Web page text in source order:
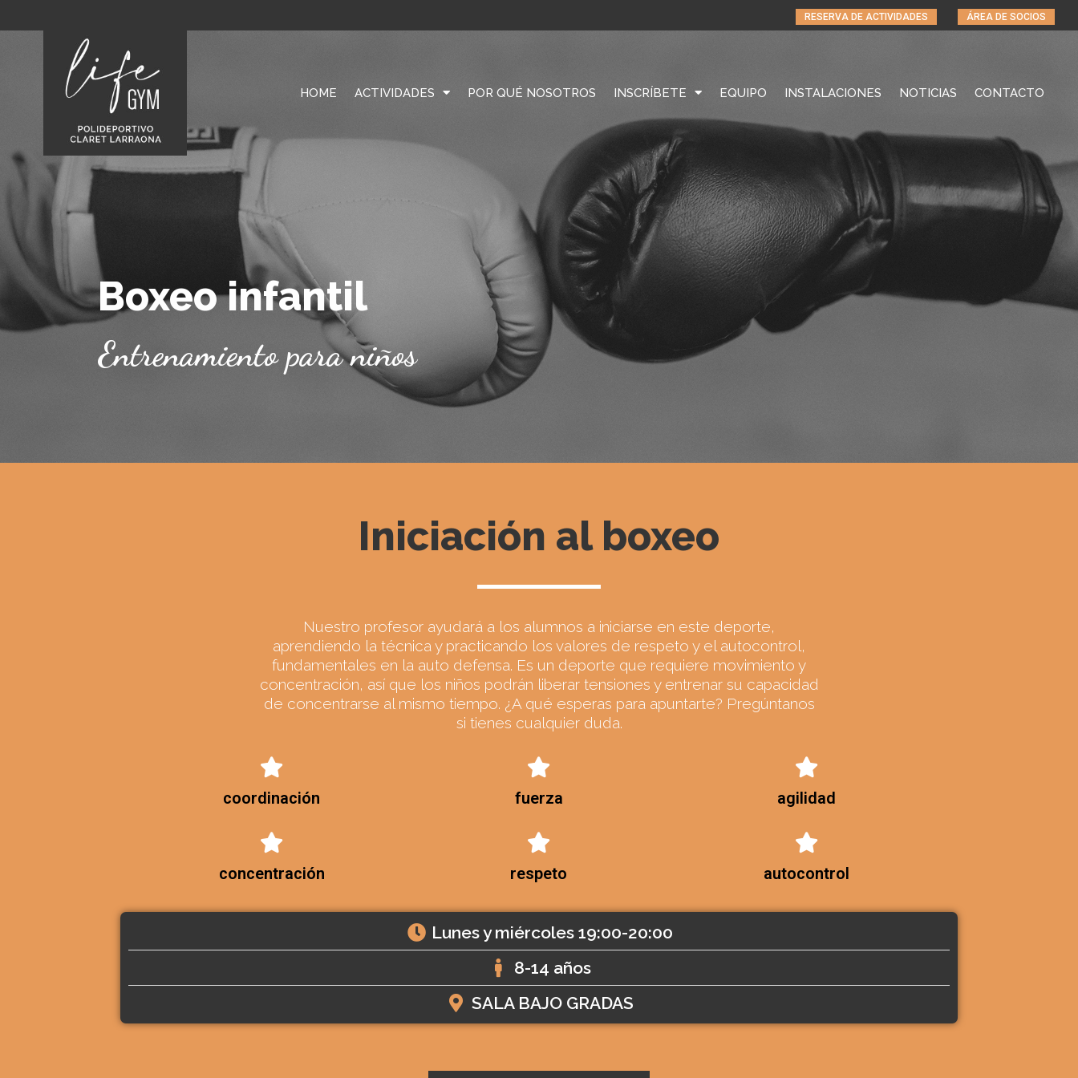
RESERVA DE ACTIVIDADES ÁREA DE SOCIOS
HOME ACTIVIDADES POR QUÉ NOSOTROS INSCRÍBETE EQUIPO INSTALACIONES NOTICIAS CONTACTO
Boxeo infantil
Boxeo infantil
Entrenamiento para niños
Iniciación al boxeo
Nuestro profesor ayudará a los alumnos a iniciarse en este deporte,
aprendiendo la técnica y practicando los valores de respeto y el autocontrol,
fundamentales en la auto defensa. Es un deporte que requiere movimiento y
concentración, así que los niños podrán liberar tensiones y entrenar su capacidad
de concentrarse al mismo tiempo. ¿A qué esperas para apuntarte? Pregúntanos
si tienes cualquier duda.
coordinación fuerza agilidad
concentración respeto autocontrol
Lunes y miércoles 19:00-20:00
8-14 años
SALA BAJO GRADAS